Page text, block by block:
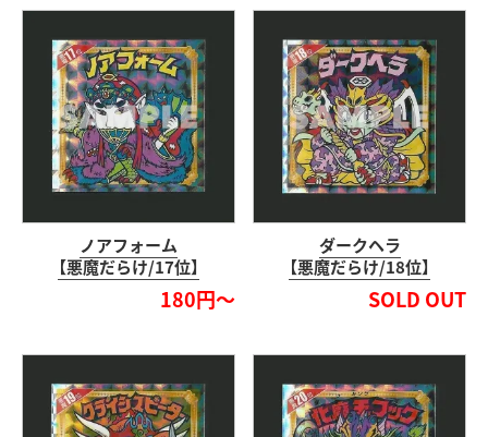
ノアフォーム
【悪魔だらけ/17位】
180円～
ダークヘラ
【悪魔だらけ/18位】
SOLD OUT